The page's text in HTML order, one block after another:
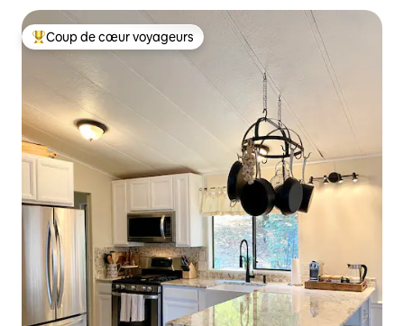
Coups de cœur voyageurs les plus appréciés
Coup de cœur voyageurs